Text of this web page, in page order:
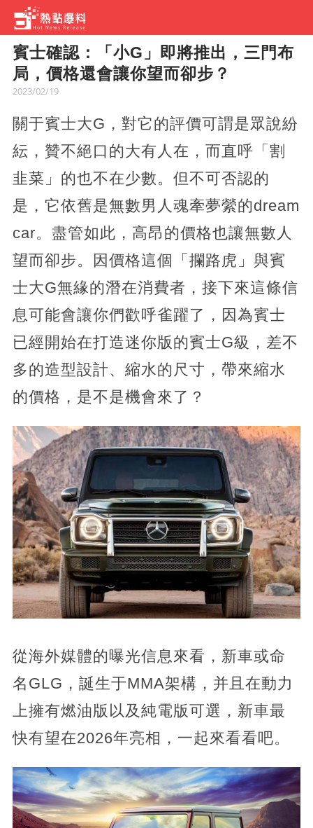
賓士確認：「小G」即將推出，三門布
局，價格還會讓你望而卻步？
2023/02/19
關于賓士大G，對它的評價可謂是眾說紛
紜，贊不絕口的大有人在，而直呼「割
韭菜」的也不在少數。但不可否認的
是，它依舊是無數男人魂牽夢縈的dream
car。盡管如此，高昂的價格也讓無數人
望而卻步。因價格這個「攔路虎」與賓
士大G無緣的潛在消費者，接下來這條信
息可能會讓你們歡呼雀躍了，因為賓士
已經開始在打造迷你版的賓士G級，差不
多的造型設計、縮水的尺寸，帶來縮水
的價格，是不是機會來了？
從海外媒體的曝光信息來看，新車或命
名GLG，誕生于MMA架構，并且在動力
上擁有燃油版以及純電版可選，新車最
快有望在2026年亮相，一起來看看吧。